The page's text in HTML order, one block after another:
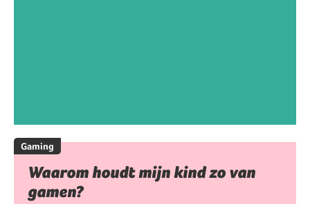
Gaming
Waarom houdt mijn kind zo van
gamen?